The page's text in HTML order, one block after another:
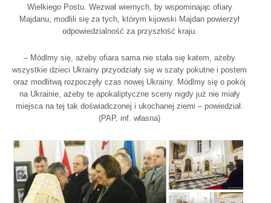
Wielkiego Postu. Wezwał wiernych, by wspominając ofiary
Majdanu, modlili się za tych, którym kijowski Majdan powierzył
odpowiedzialność za przyszłość kraju.
– Módlmy się, ażeby ofiara sama nie stała się katem, ażeby
wszystkie dzieci Ukrainy przyodziały się w szaty pokutne i postem
oraz modlitwą rozpoczęły czas nowej Ukrainy. Módlmy się o pokój
na Ukrainie, ażeby te apokaliptyczne sceny nigdy już nie miały
miejsca na tej tak doświadczonej i ukochanej ziemi – powiedział.
(PAP, inf. własna)